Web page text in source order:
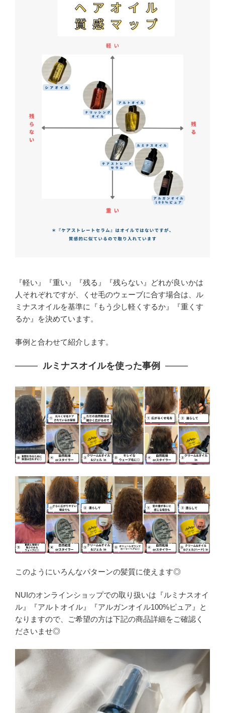
『軽い』『重い』『残る』『残らない』どれが良いかは
人それぞれですが、くせ毛のウェーブに合す場合は、ル
ミナスオイルを基準に『もう少し軽くするか』『重くす
るか』を決めています。
事例と合わせて紹介します。
ルミナスオイルを使った事例
このようにいろんなパターンの髪質に使えます◎
NUIのオンラインショップでの取り扱いは『ルミナスオイ
ル』『アルトオイル』『アルガンオイル100%ピュア』と
なりますので、ご希望の方は下記の商品詳細をご確認く
ださいませ◎